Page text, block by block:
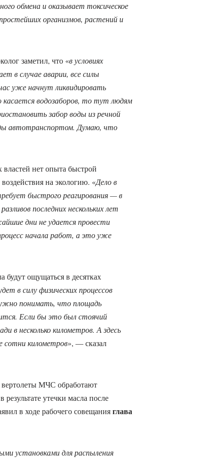
обмена и оказывает токсическое
организмов, растений и
заметил, что «в условиях
в случае аварии, все силы
уже начнут ликвидировать
касается водозаборов, то тут людям
забор воды из речной
автотранспортом. Думаю, что
нет опыта быстрой
на экологию. «Дело в
быстрого реагирования — в
последних нескольких лет
дни не удается провести
начала работ, а это уже
будут ощущаться в десятках
в силу физических процессов
понимать, что площадь
Если бы это был стоячий
в несколько километров. А здесь
километров», — сказал
МЧС обработают
утечки масла после
в ходе рабочего совещанияглава
установками для распыления